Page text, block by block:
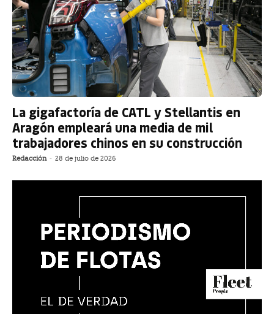
La gigafactoría de CATL y Stellantis en
Aragón empleará una media de mil
trabajadores chinos en su construcción
Redacción - 28 de julio de 2026